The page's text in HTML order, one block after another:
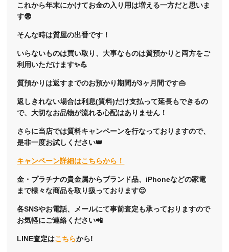
これから年末にかけてお金の入り用は増える一方だと思いま
す😨
そんな時は質屋の出番です！
いらないものは買い取り、大事なものは質預かりと両方をご
利用いただけます✨💪
質預かりは返すまでのお預かり期間が3ヶ月間です👜
返しきれない場合は利息(質料)だけ支払って延長もできるの
で、大切なお品物が流れる心配はありません！
さらに当店では質料キャンペーンを行なっておりますので、
是非一度お試しください👑
キャンペーン詳細はこちらから！
金・プラチナの貴金属からブランド品、iPhoneなどの家電
まで様々な商品を取り扱っております😌
各SNSやお電話、メールにて事前査定も承っておりますので
お気軽にご連絡ください📲
LINE査定はこちらから!